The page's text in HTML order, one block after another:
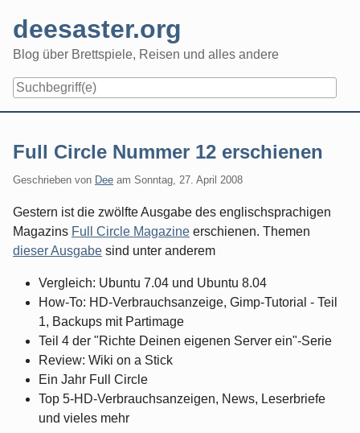
content
deesaster.org
Blog über Brettspiele, Reisen und alles andere
Full Circle Nummer 12 erschienen
Geschrieben von Dee am Sonntag, 27. April 2008
Gestern ist die zwölfte Ausgabe des englischsprachigen
Magazins Full Circle Magazine erschienen. Themen
dieser Ausgabe sind unter anderem
Vergleich: Ubuntu 7.04 und Ubuntu 8.04
How-To: HD-Verbrauchsanzeige, Gimp-Tutorial - Teil
1, Backups mit Partimage
Teil 4 der "Richte Deinen eigenen Server ein"-Serie
Review: Wiki on a Stick
Ein Jahr Full Circle
Top 5-HD-Verbrauchsanzeigen, News, Leserbriefe
und vieles mehr